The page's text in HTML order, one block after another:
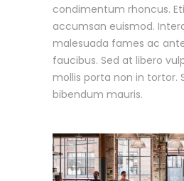
condimentum rhoncus.
accumsan euismod.
malesuada fames ac
faucibus. Sed at libero
mollis porta non in tortor.
bibendum mauris.